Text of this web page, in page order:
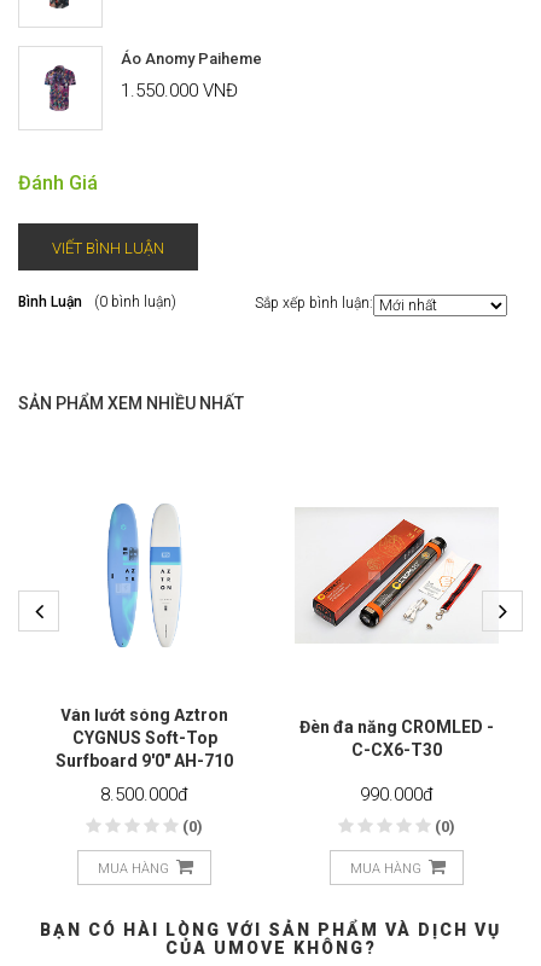
Áo Anomy Paiheme
1.550.000 VNĐ
Đánh Giá
VIẾT BÌNH LUẬN
Bình Luận (0 bình luận) Sắp xếp bình luận:
SẢN PHẨM XEM NHIỀU NHẤT
Ván lướt sóng Aztron
CYGNUS Soft-Top
Surfboard 9'0" AH-710
8.500.000đ
(0)
MUA HÀNG
Đèn đa năng CROMLED -
C-CX6-T30
990.000đ
(0)
MUA HÀNG
BẠN CÓ HÀI LÒNG VỚI SẢN PHẨM VÀ DỊCH VỤ
CỦA UMOVE KHÔNG?